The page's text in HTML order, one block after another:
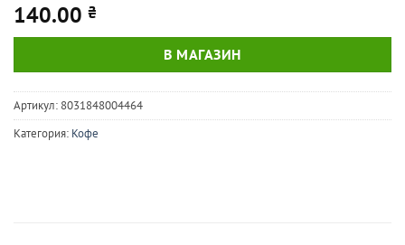
140.00 ₴
В МАГАЗИН
Артикул: 8031848004464
Категория: Кофе